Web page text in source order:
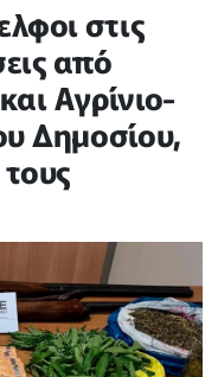
στις
από
Αγρίνιο-
Δημοσίου,